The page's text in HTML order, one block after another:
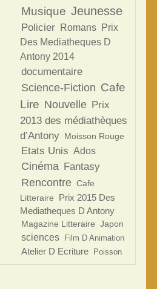
Musique Jeunesse
Policier Romans
Prix
Des Mediatheques D
Antony 2014
documentaire
Science-Fiction Cafe
Lire Nouvelle Prix
2013 des médiathèques
d’Antony Moisson Rouge
Etats Unis Ados
Cinéma Fantasy
Rencontre Cafe
Litteraire
Prix 2015 Des
Mediatheques D Antony
Magazine Litteraire Japon
sciences Film D Animation
Atelier D Ecriture Poisson